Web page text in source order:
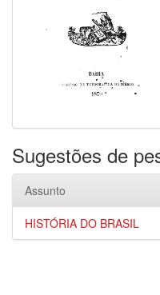
Sugestões de
Assunto
HISTÓRIA DO BRASIL